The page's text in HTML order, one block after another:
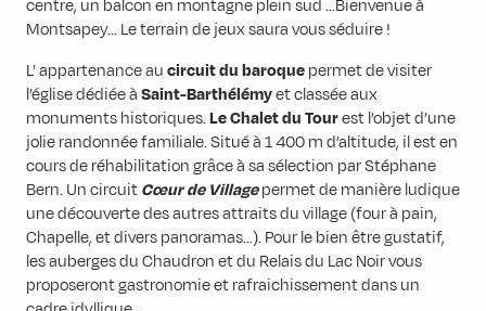
centre, un balcon en montagne plein sud …Bienvenue à
Montsapey… Le terrain de jeux saura vous séduire !
L’ appartenance aucircuit du baroquepermet de visiter
l’église dédiée àSaint-Barthélémyet classée aux
monuments historiques.Le Chalet du Tourest l’objet d’une
jolie randonnée familiale. Situé à 1 400 m d’altitude, il est en
cours de réhabilitation grâce à sa sélection par Stéphane
Bern. Un circuitCœur de Villagepermet de manière ludique
une découverte des autres attraits du village (four à pain,
Chapelle, et divers panoramas…). Pour le bien être gustatif,
les auberges du Chaudron et du Relais du Lac Noir vous
proposeront gastronomie et rafraichissement dans un